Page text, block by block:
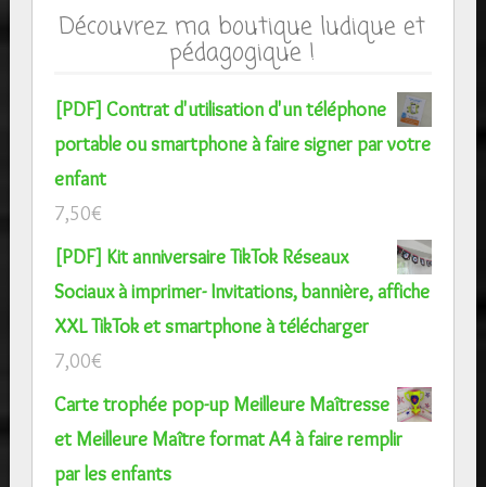
Découvrez ma boutique ludique et
pédagogique !
[PDF] Contrat d'utilisation d'un téléphone
portable ou smartphone à faire signer par votre
enfant
7,50€
[PDF] Kit anniversaire TikTok Réseaux
Sociaux à imprimer- Invitations, bannière, affiche
XXL TikTok et smartphone à télécharger
7,00€
Carte trophée pop-up Meilleure Maîtresse
et Meilleure Maître format A4 à faire remplir
par les enfants